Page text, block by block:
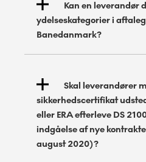
Kan en leverandør
ydelseskategorier i
Banedanmark?
Skal leverandører
sikkerhedscertifikat
eller ERA efterleve DS
indgåelse af nye
august 2020)?